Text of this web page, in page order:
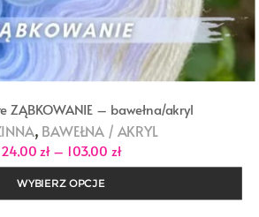
ZĄBKOWANIE – bawełna/akryl
, BAWEŁNA / AKRYL
24,00 zł – 103,00 złZakres
cen:
do
WYBIERZ OPCJE